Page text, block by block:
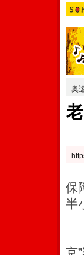
奥
保
半